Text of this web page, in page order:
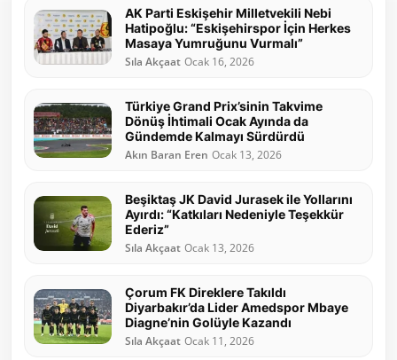
AK Parti Eskişehir Milletvekili Nebi
Hatipoğlu: “Eskişehirspor İçin Herkes
Masaya Yumruğunu Vurmalı”
Sıla Akçaat Ocak 16, 2026
Türkiye Grand Prix’sinin Takvime
Dönüş İhtimali Ocak Ayında da
Gündemde Kalmayı Sürdürdü
Akın Baran Eren Ocak 13, 2026
Beşiktaş JK David Jurasek ile Yollarını
Ayırdı: “Katkıları Nedeniyle Teşekkür
Ederiz”
Sıla Akçaat Ocak 13, 2026
Çorum FK Direklere Takıldı
Diyarbakır’da Lider Amedspor Mbaye
Diagne’nin Golüyle Kazandı
Sıla Akçaat Ocak 11, 2026